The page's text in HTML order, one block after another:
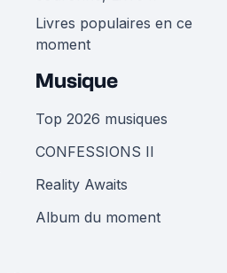
Livres populaires en ce
moment
Musique
Top 2026 musiques
CONFESSIONS II
Reality Awaits
Album du moment